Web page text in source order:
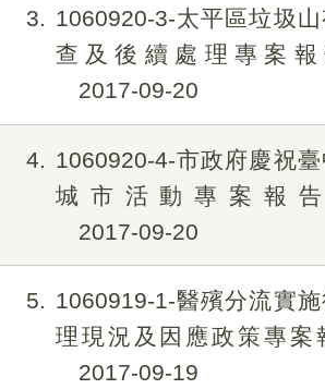
3
1060920-3-太平區垃圾
查及後續處理專案
2017-09-20
4
1060920-4-市政府慶祝
城市活動專案報
2017-09-20
5
1060919-1-醫殯分流實
理現況及因應政策專案
2017-09-19